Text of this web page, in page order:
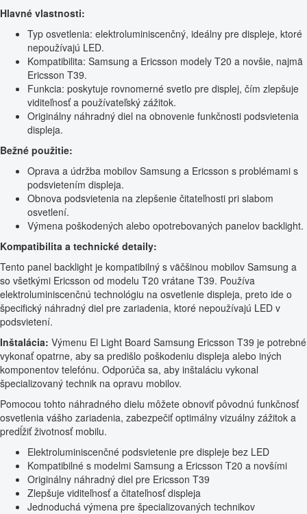
Hlavné vlastnosti:
Typ osvetlenia: elektroluminiscenčný, ideálny pre displeje, ktoré
nepoužívajú LED.
Kompatibilita: Samsung a Ericsson modely T20 a novšie, najmä
Ericsson T39.
Funkcia: poskytuje rovnomerné svetlo pre displej, čím zlepšuje
viditeľnosť a používateľský zážitok.
Originálny náhradný diel na obnovenie funkčnosti podsvietenia
displeja.
Bežné použitie:
Oprava a údržba mobilov Samsung a Ericsson s problémami s
podsvietením displeja.
Obnova podsvietenia na zlepšenie čitateľnosti pri slabom
osvetlení.
Výmena poškodených alebo opotrebovaných panelov backlight.
Kompatibilita a technické detaily:
Tento panel backlight je kompatibilný s väčšinou mobilov Samsung a
so všetkými Ericsson od modelu T20 vrátane T39. Používa
elektroluminiscenčnú technológiu na osvetlenie displeja, preto ide o
špecifický náhradný diel pre zariadenia, ktoré nepoužívajú LED v
podsvietení.
Inštalácia: Výmenu El Light Board Samsung Ericsson T39 je potrebné
vykonať opatrne, aby sa predišlo poškodeniu displeja alebo iných
komponentov telefónu. Odporúča sa, aby inštaláciu vykonal
špecializovaný technik na opravu mobilov.
Pomocou tohto náhradného dielu môžete obnoviť pôvodnú funkčnosť
osvetlenia vášho zariadenia, zabezpečiť optimálny vizuálny zážitok a
predĺžiť životnosť mobilu.
Elektroluminiscenčné podsvietenie pre displeje bez LED
Kompatibilné s modelmi Samsung a Ericsson T20 a novšími
Originálny náhradný diel pre Ericsson T39
Zlepšuje viditeľnosť a čitateľnosť displeja
Jednoduchá výmena pre špecializovaných technikov